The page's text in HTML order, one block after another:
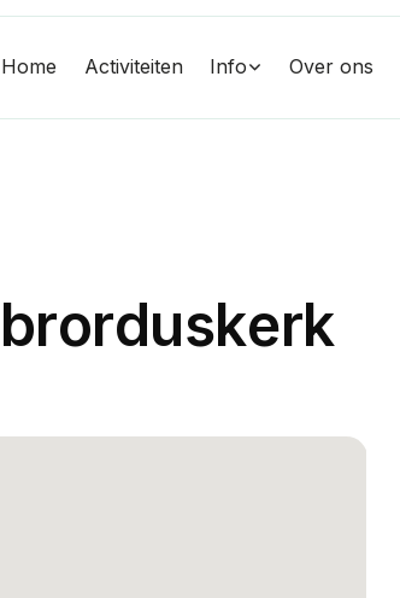
Home Activiteiten Info Over ons
brorduskerk